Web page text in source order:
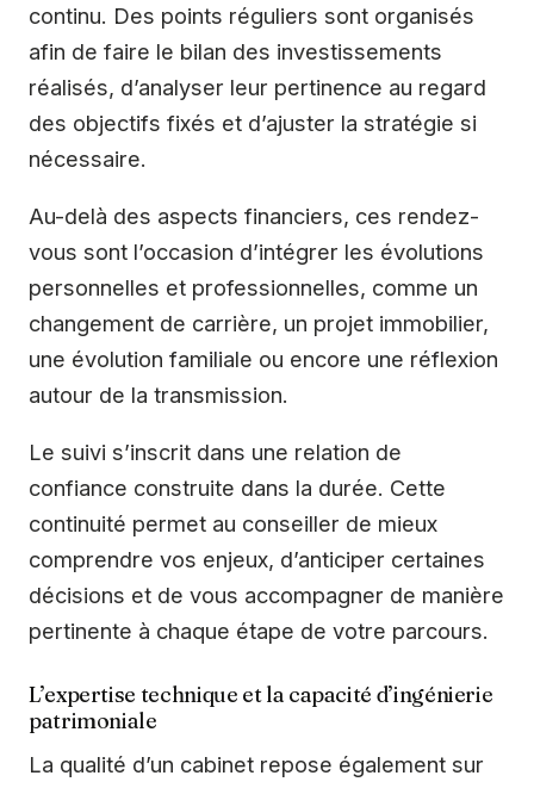
continu. Des points réguliers sont organisés
afin de faire le bilan des investissements
réalisés, d’analyser leur pertinence au regard
des objectifs fixés et d’ajuster la stratégie si
nécessaire.
Au-delà des aspects financiers, ces rendez-
vous sont l’occasion d’intégrer les évolutions
personnelles et professionnelles, comme un
changement de carrière, un projet immobilier,
une évolution familiale ou encore une réflexion
autour de la transmission.
Le suivi s’inscrit dans une relation de
confiance construite dans la durée. Cette
continuité permet au conseiller de mieux
comprendre vos enjeux, d’anticiper certaines
décisions et de vous accompagner de manière
pertinente à chaque étape de votre parcours.
L’expertise technique et la capacité d’ingénierie
patrimoniale
La qualité d’un cabinet repose également sur